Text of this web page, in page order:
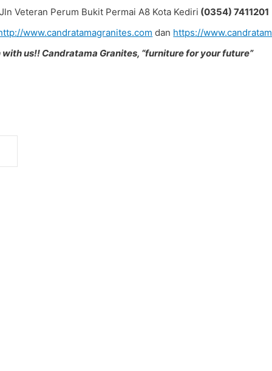
Veteran Perum Bukit Permai A8 Kota Kediri (0354) 7411201
www.candratamagranites.com dan https://
with us!! Candratama Granites, “furniture for your future”